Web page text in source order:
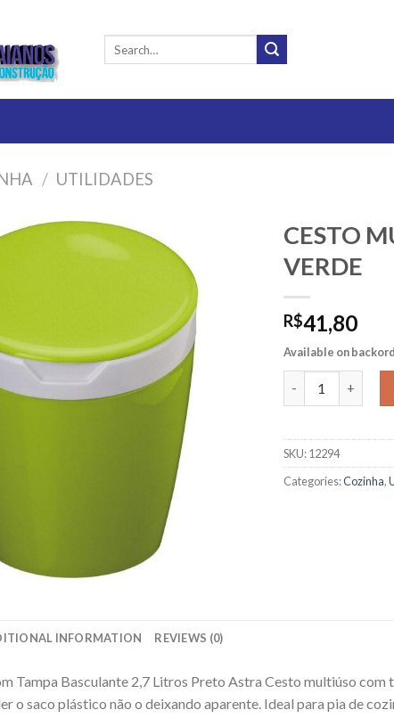
/ UTILIDADES
CESTO
VERDE
R$41,80
Available on
SKU:12294
Categories:Cozinha,
INFORMATION REVIEWS (0)
Tampa Basculante 2,7 Litros Preto Astra Cesto multiúso
o saco plástico não o deixando aparente. Ideal para pia de